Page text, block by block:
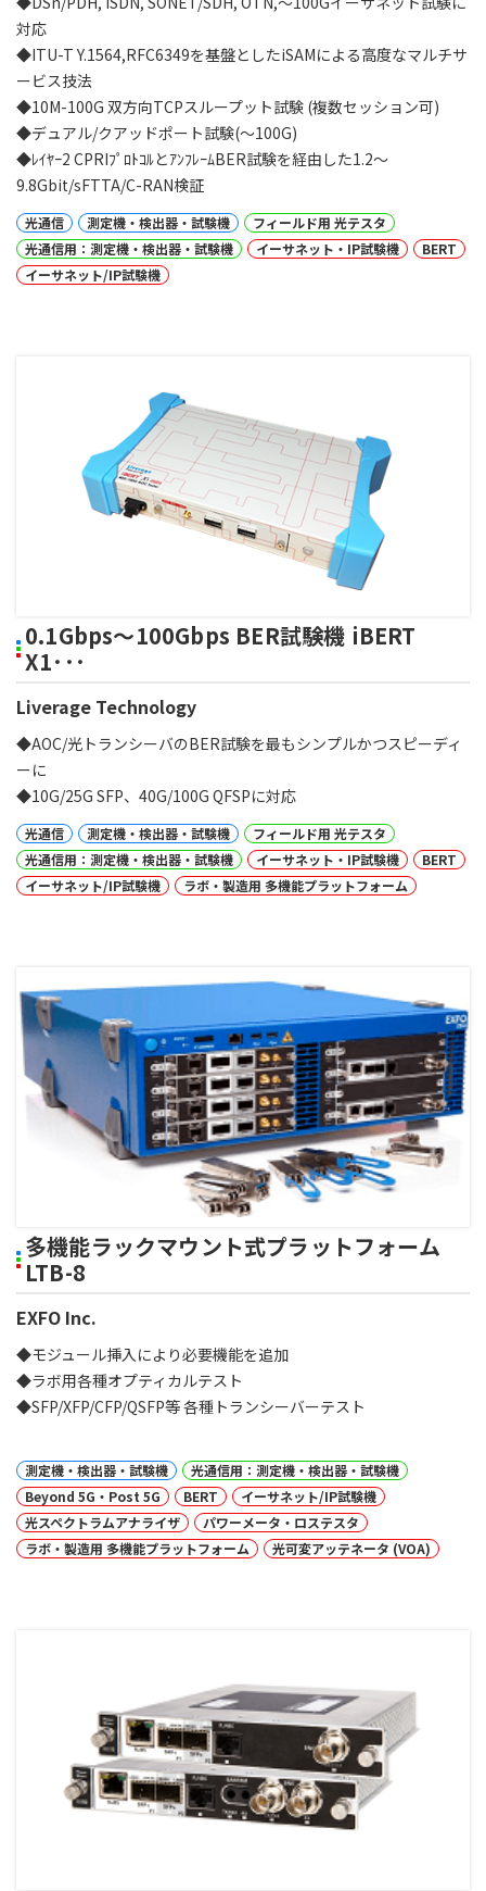
対応
◆ITU-T Y.1564,RFC6349を基盤としたiSAMによる高度なマルチサ
ービス技法
◆10M-100G 双方向TCPスループット試験 (複数セッション可)
◆デュアル/クアッドポート試験(〜100G)
◆ﾚｲﾔｰ2 CPRIﾌﾟﾛﾄｺﾙとｱﾝﾌﾚｰﾑBER試験を経由した1.2～
9.8Gbit/sFTTA/C-RAN検証
光通信 測定機・検出器・試験機
フィールド用 光テスタ
光通信用：測定機・検出器・試験機
イーサネット・IP試験機
BERT
イーサネット/IP試験機
0.1Gbps～100Gbps BER試験機 iBERT
X1･･･
Liverage Technology
◆AOC/光トランシーバのBER試験を最もシンプルかつスピーディ
ーに
◆10G/25G SFP、40G/100G QFSPに対応
光通信 測定機・検出器・試験機
フィールド用 光テスタ
光通信用：測定機・検出器・試験機
イーサネット・IP試験機
BERT
イーサネット/IP試験機
ラボ・製造用 多機能プラットフォーム
多機能ラックマウント式プラットフォーム
LTB-8
EXFO Inc.
◆モジュール挿入により必要機能を追加
◆ラボ用各種オプティカルテスト
◆SFP/XFP/CFP/QSFP等 各種トランシーバーテスト
測定機・検出器・試験機
光通信用：測定機・検出器・試験機
Beyond 5G・Post 5G
BERT
イーサネット/IP試験機
光スペクトラムアナライザ
パワーメータ・ロステスタ
ラボ・製造用 多機能プラットフォーム
光可変アッテネータ (VOA)